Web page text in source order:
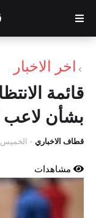
اخر الاخبار
قائمة
بشأن لاعب
قطاف الاخباري - الخميس,
مشاهدات